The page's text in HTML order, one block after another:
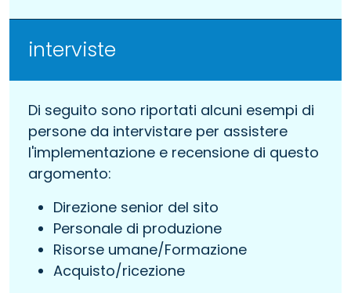
interviste
Di seguito sono riportati alcuni esempi di
persone da intervistare per assistere
l'implementazione e recensione di questo
argomento:
Direzione senior del sito
Personale di produzione
Risorse umane/Formazione
Acquisto/ricezione